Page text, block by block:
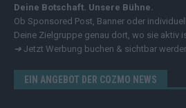
Deine Botschaft. Unsere Bühne.
Ob Sponsored Post, Banner oder
Deine Zielgruppe genau dort, wo sie aktiv
➔ Jetzt Werbung buchen & sichtbar
EIN ANGEBOT DER COZMO NEWS